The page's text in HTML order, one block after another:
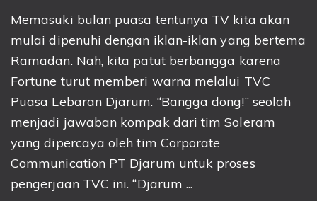
Memasuki bulan puasa tentunya TV kita akan
mulai dipenuhi dengan iklan-iklan yang bertema
Ramadan. Nah, kita patut berbangga karena
Fortune turut memberi warna melalui TVC
Puasa Lebaran Djarum. “Bangga dong!” seolah
menjadi jawaban kompak dari tim Soleram
yang dipercaya oleh tim Corporate
Communication PT Djarum untuk proses
pengerjaan TVC ini. “Djarum ...